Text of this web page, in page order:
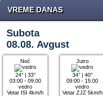
VREME DANAS
Subota
08.08. Avgust
Noć
24°| 33°
03:00 - 09:00
vedro
Vetar ISI 4km/h
Jutro
34°| 40°
09:00 - 15:00
vedro
Vetar ZJZ 5km/h